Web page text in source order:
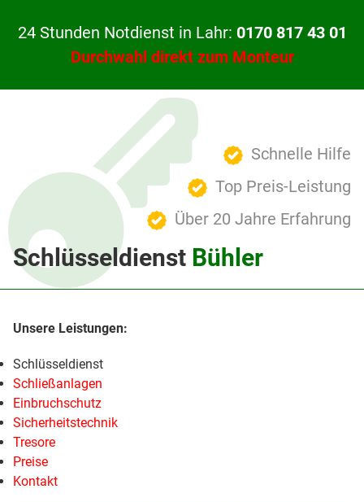
24 Stunden Notdienst in Lahr: 0170 817 43 01
Durchwahl direkt zum Monteur
Schnelle Hilfe
Top Preis-Leistung
Über 20 Jahre Erfahrung
Schlüsseldienst Bühler
Schlüsseldienst
Schließanlagen
Einbruchschutz
Sicherheitstechnik
Tresore
Preise
Kontakt